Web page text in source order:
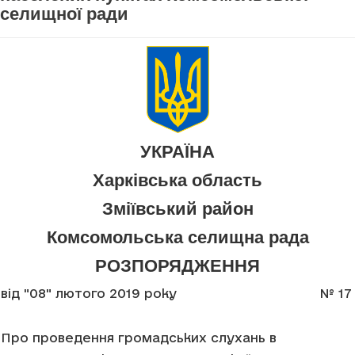
селищної ради
УКРАЇНА
Харківська область
Зміївський район
Комсомольська селищна рада
РОЗПОРЯДЖЕННЯ
від "08" лютого 2019 року № 17
Про проведення громадських слухань в